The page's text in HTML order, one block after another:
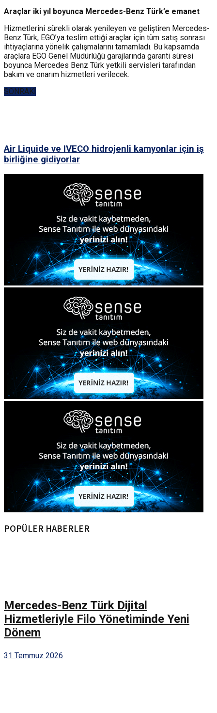
Araçlar iki yıl boyunca Mercedes-Benz Türk’e emanet
Hizmetlerini sürekli olarak yenileyen ve geliştiren Mercedes-
Benz Türk, EGO’ya teslim ettiği araçlar için tüm satış sonrası
ihtiyaçlarına yönelik çalışmalarını tamamladı. Bu kapsamda
araçlara EGO Genel Müdürlüğü garajlarında garanti süresi
boyunca Mercedes Benz Türk yetkili servisleri tarafından
bakım ve onarım hizmetleri verilecek.
SONRAKİ
Air Liquide ve IVECO hidrojenli kamyonlar için iş
birliğine gidiyorlar
POPÜLER HABERLER
Mercedes-Benz Türk Dijital
Hizmetleriyle Filo Yönetiminde Yeni
Dönem
31 Temmuz 2026